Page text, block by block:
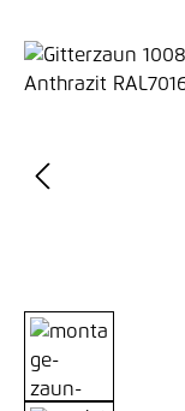
Bildergalerie